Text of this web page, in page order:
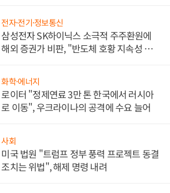
전자·전기·정보통신
삼성전자 SK하이닉스 소극적 주주환원에
해외 증권가 비판, "반도체 호황 지속성 의
화학·에너지
로이터 "정제연료 3만 톤 한국에서 러시아
로 이동", 우크라이나의 공격에 수요 늘어
사회
미국 법원 "트럼프 정부 풍력 프로젝트 동결
조치는 위법", 해제 명령 내려